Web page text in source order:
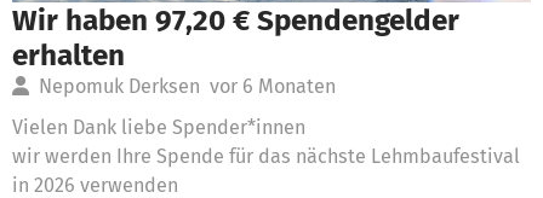
Wir haben 97,20 € Spendengelder
erhalten
Nepomuk Derksen vor 6 Monaten
Vielen Dank liebe Spender*innen
wir werden Ihre Spende für das nächste Lehmbaufestival
in 2026 verwenden